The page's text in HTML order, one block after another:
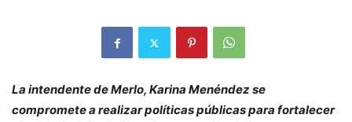
La intendente de Merlo, Karina Menéndez se
compromete a realizar políticas públicas para fortalecer